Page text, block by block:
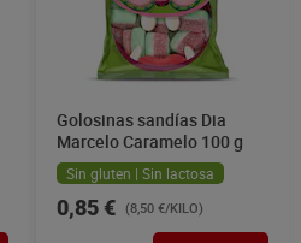
Golosinas sandías Dia
Marcelo Caramelo 100 g
Sin gluten | Sin lactosa
0,85 € (8,50 €/KILO)